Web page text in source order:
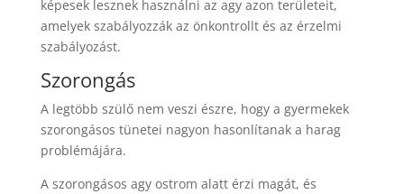
képesek lesznek használni az agy azon területeit,
amelyek szabályozzák az önkontrollt és az érzelmi
szabályozást.
Szorongás
A legtöbb szülő nem veszi észre, hogy a gyermekek
szorongásos tünetei nagyon hasonlítanak a harag
problémájára.
A szorongásos agy ostrom alatt érzi magát, és